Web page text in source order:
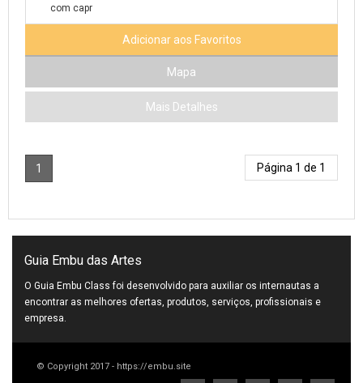
com capr
Adicionar aos Favoritos
Mapa
Mais Detalhes
1 Página 1 de 1
Guia Embu das Artes
O Guia Embu Class foi desenvolvido para auxiliar os internautas a
encontrar as melhores ofertas, produtos, serviços, profissionais e
empresa.
© Copyright 2017 - https://embu.site